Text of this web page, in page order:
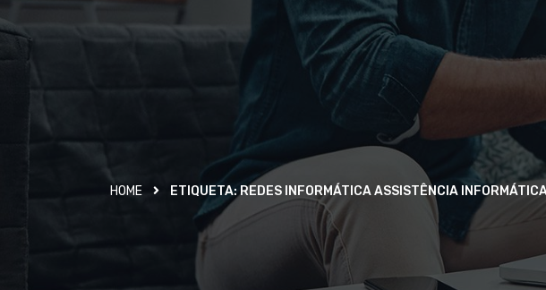
HOME ETIQUETA: REDES INFORMÁTICA ASSISTÊNCIA